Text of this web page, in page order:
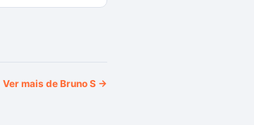
Ver mais deBruno S →